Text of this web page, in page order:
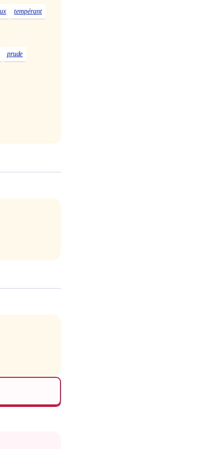
tempérant
prude